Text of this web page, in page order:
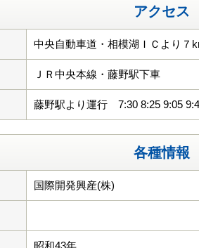
アクセス
中央自動車道・相模湖ＩＣより７
ＪＲ中央本線・藤野駅下車
藤野駅より運行 7:30 8:25 9:05
各種情報
国際開発興産(株)
昭和43年